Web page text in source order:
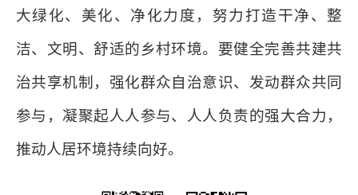
大绿化、美化、净化力度，努力打造干净、整
洁、文明、舒适的乡村环境。要健全完善共建共
治共享机制，强化群众自治意识、发动群众共同
参与，凝聚起人人参与、人人负责的强大合力，
推动人居环境持续向好。